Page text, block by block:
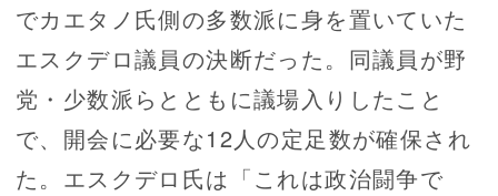
でカエタノ氏側の多数派に身を置いていた
エスクデロ議員の決断だった。同議員が野
党・少数派らとともに議場入りしたこと
で、開会に必要な12人の定足数が確保され
た。エスクデロ氏は「これは政治闘争で